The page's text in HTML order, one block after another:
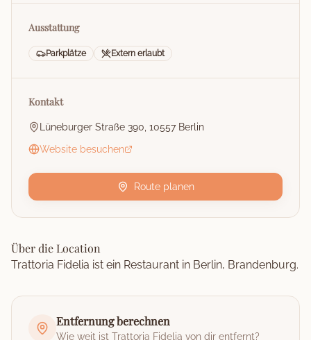
Ausstattung
Parkplätze Extern erlaubt
Kontakt
Lüneburger Straße 390, 10557 Berlin
Website besuchen
Route planen
Über die Location
Trattoria Fidelia ist ein Restaurant in Berlin, Brandenburg.
Entfernung berechnen
Wie weit ist Trattoria Fidelia von dir entfernt?